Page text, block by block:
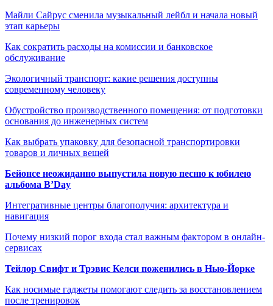
Майли Сайрус сменила музыкальный лейбл и начала новый
этап карьеры
Как сократить расходы на комиссии и банковское
обслуживание
Экологичный транспорт: какие решения доступны
современному человеку
Обустройство производственного помещения: от подготовки
основания до инженерных систем
Как выбрать упаковку для безопасной транспортировки
товаров и личных вещей
Бейонсе неожиданно выпустила новую песню к юбилею
альбома B’Day
Интегративные центры благополучия: архитектура и
навигация
Почему низкий порог входа стал важным фактором в онлайн-
сервисах
Тейлор Свифт и Трэвис Келси поженились в Нью-Йорке
Как носимые гаджеты помогают следить за восстановлением
после тренировок